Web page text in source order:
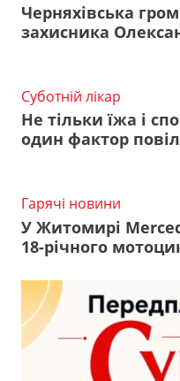
Черняхівська
захисника
Суботній лікар
Не тільки їжа і
один фактор
Гарячі новини
У Житомирі
18-річного